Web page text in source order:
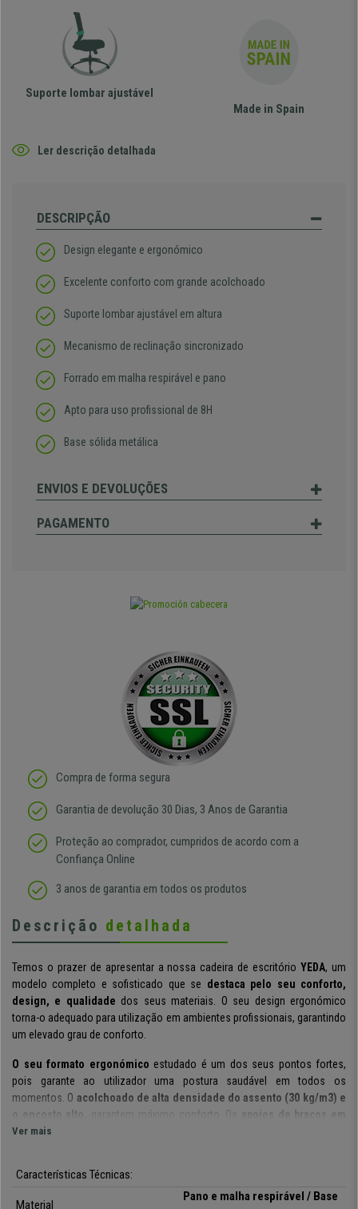
Suporte lombar ajustável
Made in Spain
Ler descrição detalhada
DESCRIPÇÃO
Design elegante e ergonómico
Excelente conforto com grande acolchoado
Suporte lombar ajustável em altura
Mecanismo de reclinação sincronizado
Forrado em malha respirável e pano
Apto para uso profissional de 8H
Base sólida metálica
ENVIOS E DEVOLUÇÕES
PAGAMENTO
Compra de forma segura
Garantia de devolução 30 Dias, 3 Anos de Garantia
Proteção ao comprador, cumpridos de acordo com a
Confiança Online
3 anos de garantia em todos os produtos
Descrição detalhada
Temos o prazer de apresentar a nossa cadeira de escritórioYEDA, um
modelo completo e sofisticado que se destaca pelo seu conforto,
design, e qualidade dos seus materiais. O seu design ergonómico
torna-o adequado para utilização em ambientes profissionais, garantindo
um elevado grau de conforto.
O seu formato ergonómico estudado é um dos seus pontos fortes,
pois garante ao utilizador uma postura saudável em todos os
momentos. O acolchoado de alta densidade do assento (30 kg/m3) e
o encosto alto
garantem máximo conforto. Os
apoios de braços em
aço cromado
ajustável em altura, esta função ajuda a que a cadeira se adapte
totalmente ao usuário. A ergonomia, os ajustes, e o conforto oferecidos
Ver mais
Características Técnicas:
Material
Pano e malha respirável / Base